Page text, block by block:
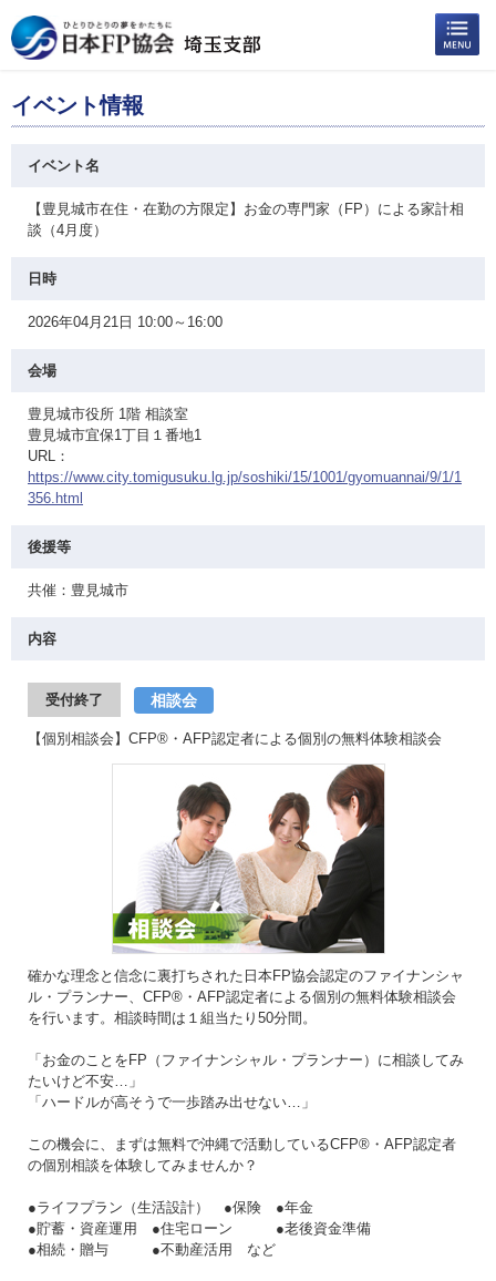
イベント情報
イベント名
【豊見城市在住・在勤の方限定】お金の専門家（FP）による家計相
談（4月度）
日時
2026年04月21日 10:00～16:00
会場
豊見城市役所 1階 相談室
豊見城市宜保1丁目１番地1
URL：
https://www.city.tomigusuku.lg.jp/soshiki/15/1001/gyomuannai/9/1/1
356.html
後援等
共催：豊見城市
内容
受付終了 相談会
【個別相談会】CFP®・AFP認定者による個別の無料体験相談会
確かな理念と信念に裏打ちされた日本FP協会認定のファイナンシャ
ル・プランナー、CFP®・AFP認定者による個別の無料体験相談会
を行います。相談時間は１組当たり50分間。
「お金のことをFP（ファイナンシャル・プランナー）に相談してみ
たいけど不安…」
「ハードルが高そうで一歩踏み出せない…」
この機会に、まずは無料で沖縄で活動しているCFP®・AFP認定者
の個別相談を体験してみませんか？
●ライフプラン（生活設計） ●保険 ●年金
●貯蓄・資産運用 ●住宅ローン ●老後資金準備
●相続・贈与 ●不動産活用 など